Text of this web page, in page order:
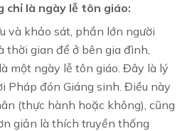
chỉ là ngày lễ tôn giáo:
và khảo sát, phần lớn người
thời gian để ở bên gia đình,
một ngày lễ tôn giáo. Đây là lý
Pháp đón Giáng sinh. Điều này
(thực hành hoặc không), cũng
giản là thích truyền thống